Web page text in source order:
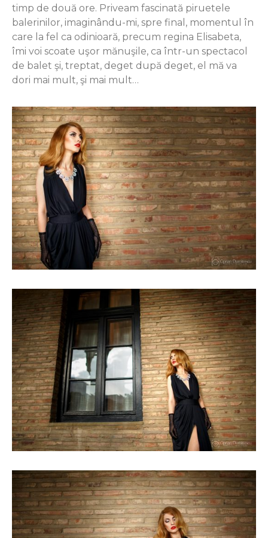
timp de două ore. Priveam fascinată piruetele
balerinilor, imaginându-mi, spre final, momentul în
care la fel ca odinioară, precum regina Elisabeta,
îmi voi scoate uşor mănuşile, ca într-un spectacol
de balet şi, treptat, deget după deget, el mă va
dori mai mult, şi mai mult…